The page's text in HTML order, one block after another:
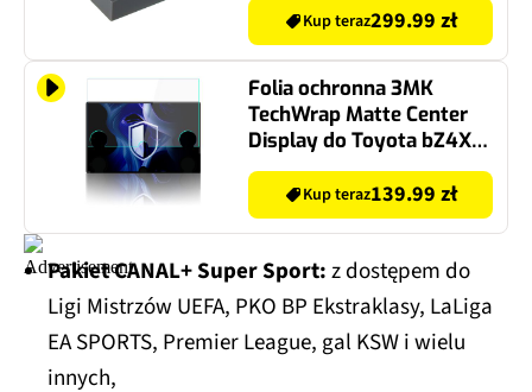
Kup teraz299.99 zł
Folia ochronna 3MK
TechWrap Matte Center
Display do Toyota bZ4X
Kup teraz139.99 zł
Pakiet CANAL+ Super Sport: z dostępem do
Ligi Mistrzów UEFA, PKO BP Ekstraklasy, LaLiga
EA SPORTS, Premier League, gal KSW i wielu
innych,